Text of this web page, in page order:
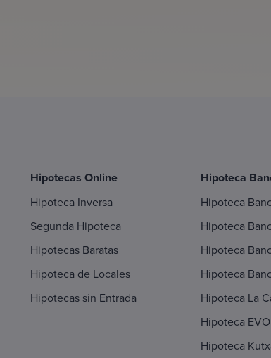
Hipotecas Online
Hipoteca Inversa
Segunda Hipoteca
Hipotecas Baratas
Hipoteca de Locales
Hipotecas sin Entrada
Hipoteca
Hipoteca
Hipoteca
Hipoteca
Hipoteca
Hipoteca La
Hipoteca
Hipoteca